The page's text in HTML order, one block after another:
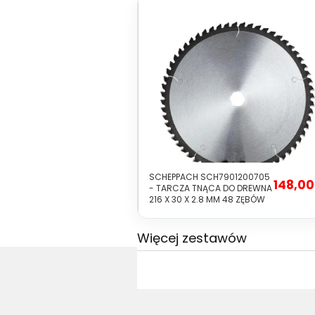
SCHEPPACH SCH7901200705
- TARCZA TNĄCA DO DREWNA
216 X 30 X 2.8 MM 48 ZĘBÓW
148,00
Więcej zestawów